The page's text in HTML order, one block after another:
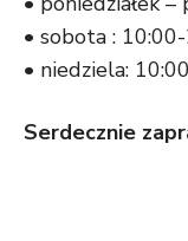
• sobota :
• niedziela:
Serdecznie